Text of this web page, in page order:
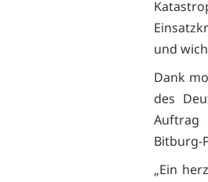
und
Dank
des
Auftrag
Bitburg-
„Ein